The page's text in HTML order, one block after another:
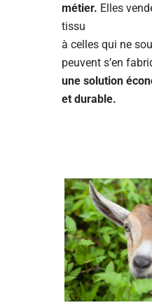
métier. Elles
tissu
à celles qui ne
peuvent s’en
une solution
et durable.